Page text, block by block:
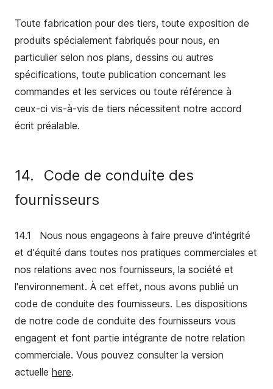
Toute fabrication pour des tiers, toute exposition de
produits spécialement fabriqués pour nous, en
particulier selon nos plans, dessins ou autres
spécifications, toute publication concernant les
commandes et les services ou toute référence à
ceux-ci vis-à-vis de tiers nécessitent notre accord
écrit préalable.
14.
Code de conduite des
fournisseurs
14.1
Nous nous engageons à faire preuve d'intégrité
et d'équité dans toutes nos pratiques commerciales et
nos relations avec nos fournisseurs, la société et
l'environnement. À cet effet, nous avons publié un
code de conduite des fournisseurs. Les dispositions
de notre code de conduite des fournisseurs vous
engagent et font partie intégrante de notre relation
commerciale. Vous pouvez consulter la version
actuelle here.